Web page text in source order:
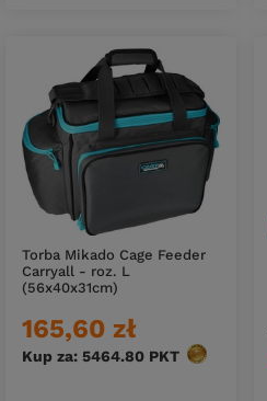
Torba Mikado Cage Feeder
Carryall - roz. L
(56x40x31cm)
165,60 zł
Kup za: 5464.80 PKT punktów